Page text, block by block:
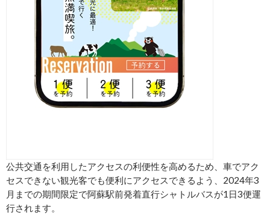
公共交通を利用したアクセスの利便性を高めるため、車でアク
セスできない観光客でも便利にアクセスできるよう、2024年3
月までの期間限定で阿蘇駅前発着直行シャトルバスが1日3便運
行されます。